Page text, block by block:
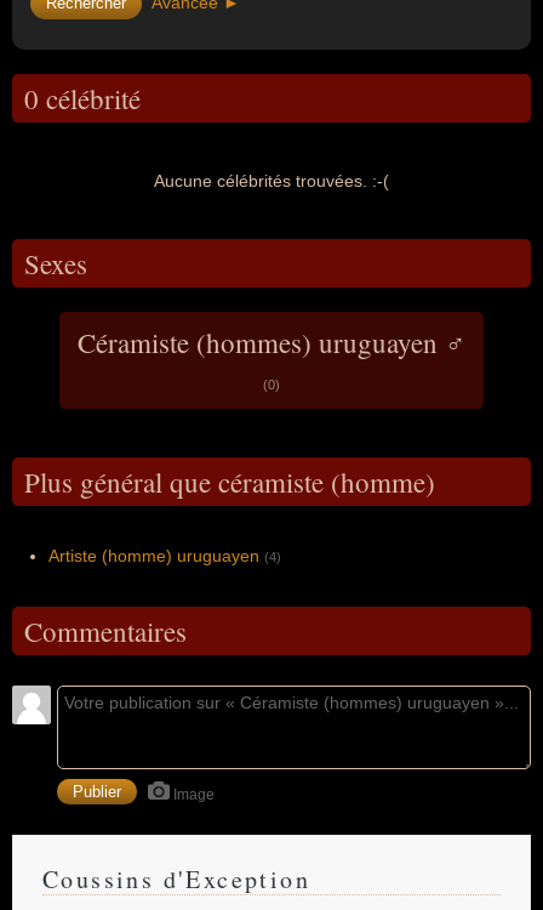
0 célébrité
Aucune célébrités trouvées. :-(
Sexes
Céramiste (hommes) uruguayen ♂
(0)
Plus général que céramiste (homme)
Artiste (homme) uruguayen (4)
Commentaires
Image
Coussins d'Exception